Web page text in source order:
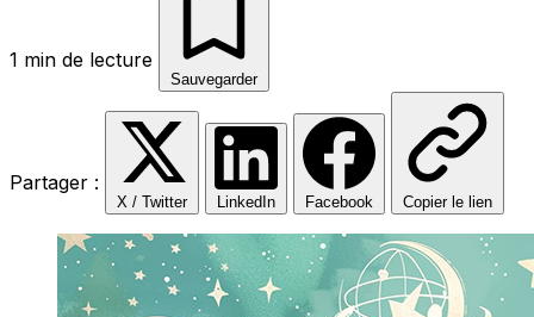
1 min de lecture
Sauvegarder
Partager :
X / Twitter LinkedIn Facebook Copier le lien